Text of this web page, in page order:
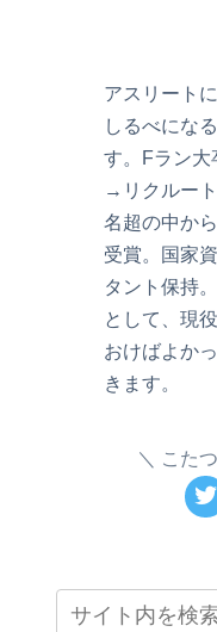
アスリート
しるべにな
す。Fラン
→リクルー
名超の中か
受賞。国家
タント保持
として、現
おけばよか
きます。
こた